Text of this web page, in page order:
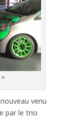
venu
par le trio